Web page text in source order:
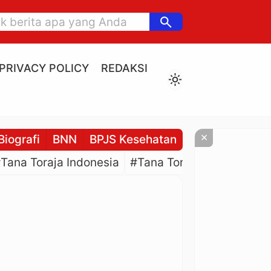
search
PRIVACY POLICY
REDAKSI
light_mode
BNN BPJS Kesehatan BPJS
Toraja Indonesia #Tana Toraja Culture
×